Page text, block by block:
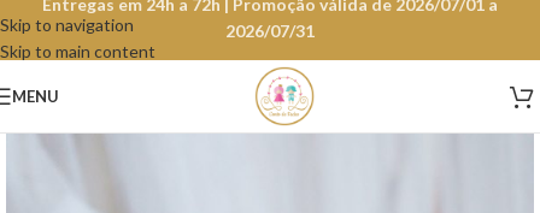
Skip to navigation
Skip to main content
Entregas em 24h a 72h | Promoção válida de 2026/07/01 a
2026/07/31
MENU